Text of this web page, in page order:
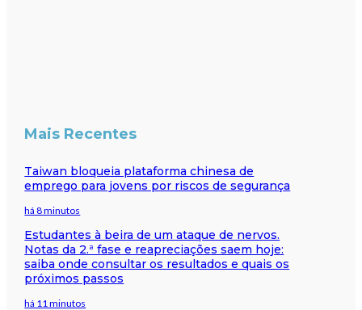
Mais Recentes
Taiwan bloqueia plataforma chinesa de
emprego para jovens por riscos de segurança
há 8 minutos
Estudantes à beira de um ataque de nervos.
Notas da 2.ª fase e reapreciações saem hoje:
saiba onde consultar os resultados e quais os
próximos passos
há 11 minutos